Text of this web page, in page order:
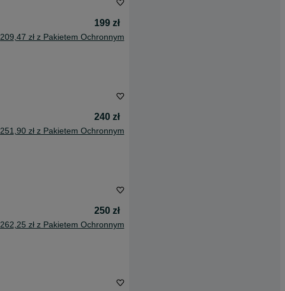
199 zł
209,47 zł z Pakietem Ochronnym
240 zł
251,90 zł z Pakietem Ochronnym
250 zł
262,25 zł z Pakietem Ochronnym